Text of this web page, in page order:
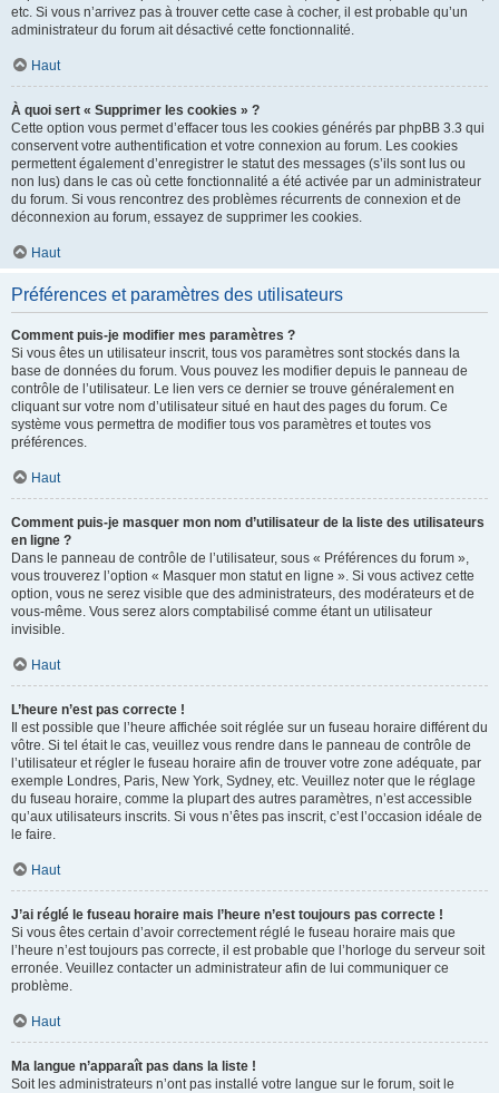
etc. Si vous n’arrivez pas à trouver cette case à cocher, il est probable qu’un
administrateur du forum ait désactivé cette fonctionnalité.
Haut
À quoi sert « Supprimer les cookies » ?
Cette option vous permet d’effacer tous les cookies générés par phpBB 3.3 qui
conservent votre authentification et votre connexion au forum. Les cookies
permettent également d’enregistrer le statut des messages (s’ils sont lus ou
non lus) dans le cas où cette fonctionnalité a été activée par un administrateur
du forum. Si vous rencontrez des problèmes récurrents de connexion et de
déconnexion au forum, essayez de supprimer les cookies.
Haut
Préférences et paramètres des utilisateurs
Comment puis-je modifier mes paramètres ?
Si vous êtes un utilisateur inscrit, tous vos paramètres sont stockés dans la
base de données du forum. Vous pouvez les modifier depuis le panneau de
contrôle de l’utilisateur. Le lien vers ce dernier se trouve généralement en
cliquant sur votre nom d’utilisateur situé en haut des pages du forum. Ce
système vous permettra de modifier tous vos paramètres et toutes vos
préférences.
Haut
Comment puis-je masquer mon nom d’utilisateur de la liste des utilisateurs
en ligne ?
Dans le panneau de contrôle de l’utilisateur, sous « Préférences du forum »,
vous trouverez l’option « Masquer mon statut en ligne ». Si vous activez cette
option, vous ne serez visible que des administrateurs, des modérateurs et de
vous-même. Vous serez alors comptabilisé comme étant un utilisateur
invisible.
Haut
L’heure n’est pas correcte !
Il est possible que l’heure affichée soit réglée sur un fuseau horaire différent du
vôtre. Si tel était le cas, veuillez vous rendre dans le panneau de contrôle de
l’utilisateur et régler le fuseau horaire afin de trouver votre zone adéquate, par
exemple Londres, Paris, New York, Sydney, etc. Veuillez noter que le réglage
du fuseau horaire, comme la plupart des autres paramètres, n’est accessible
qu’aux utilisateurs inscrits. Si vous n’êtes pas inscrit, c’est l’occasion idéale de
le faire.
Haut
J’ai réglé le fuseau horaire mais l’heure n’est toujours pas correcte !
Si vous êtes certain d’avoir correctement réglé le fuseau horaire mais que
l’heure n’est toujours pas correcte, il est probable que l’horloge du serveur soit
erronée. Veuillez contacter un administrateur afin de lui communiquer ce
problème.
Haut
Ma langue n’apparaît pas dans la liste !
Soit les administrateurs n’ont pas installé votre langue sur le forum, soit le